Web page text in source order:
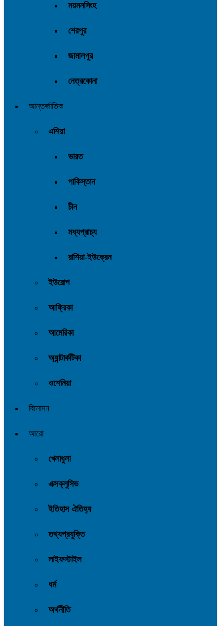
ময়মনসিংহ
শেরপুর
জামালপুর
নেত্রকোনা
আন্তর্জাতিক
এশিয়া
ভারত
পাকিস্তান
চীন
মধ্যপ্রাচ্য
রাশিয়া-ইউক্রেন
ইউরোপ
আফ্রিকা
আমেরিকা
অ্যান্টার্কটিকা
ওশেনিয়া
বিনোদন
আরো
খেলাধুলা
এক্সক্লুসিভ
ইতিহাস ঐতিহ্য
তথ্যপ্রযুক্তি
লাইফস্টাইল
ধর্ম
অর্থনীতি